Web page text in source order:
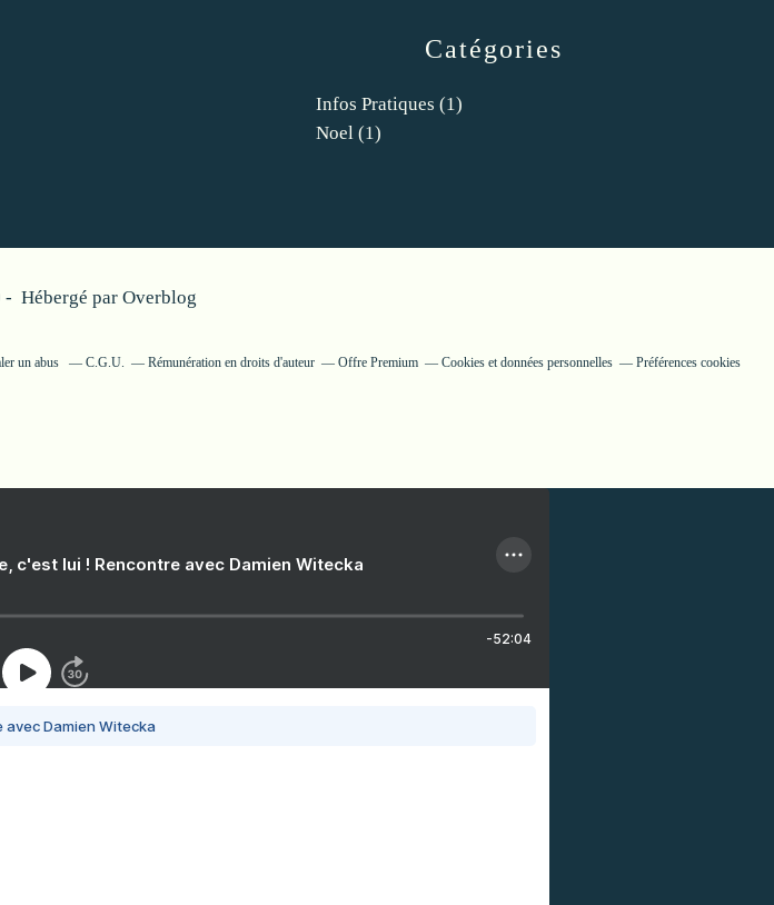
Catégories
Infos Pratiques (1)
Noel (1)
- Hébergé par Overblog
un abus C.G.U. Rémunération en droits d'auteur Offre Premium Cookies et données personnelles Préférences cookies
c'est lui ! Rencontre avec Damien Witecka
-52:04
avec Damien Witecka